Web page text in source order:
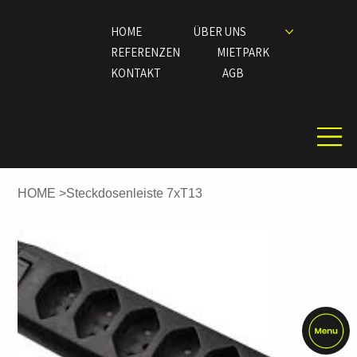
HOME
ÜBER UNS
REFERENZEN
MIETPARK
KONTAKT
AGB
HOME >Steckdosenleiste 7xT13